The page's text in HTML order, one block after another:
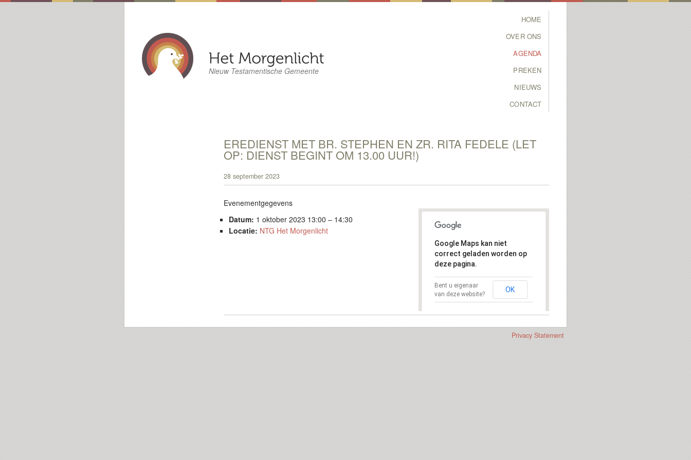
Nieuw Testamentische Gemeente
SKIP TO PRIMARY
CONTENT
SKIP TO SECONDARY
CONTENT
HOME
OVER ONS
AGENDA
PREKEN
NIEUWS
CONTACT
EREDIENST MET BR. STEPHEN EN ZR. RITA FEDELE (LET
OP: DIENST BEGINT OM 13.00 UUR!)
28 september 2023
Evenementgegevens
Datum: 1 oktober 2023 13:00 – 14:30
Locatie: NTG Het Morgenlicht
Google Maps kan niet
correct geladen worden op
deze pagina.
Bent u eigenaar
van deze website?
OK
Privacy Statement